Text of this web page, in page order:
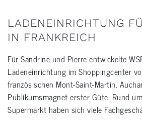
LADENEINRICHTUNG
IN FRANKREICH
Für Sandrine und Pierre entwickelte
Ladeneinrichtung im Shoppingcenter
französischen Mont-Saint-Martin.
Publikumsmagnet erster Güte. Rund
Supermarkt haben sich viele